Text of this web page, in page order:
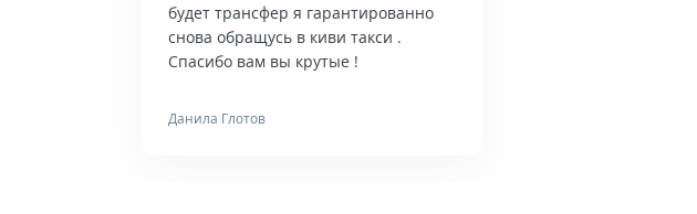
будет трансфер я гарантированно
снова обращусь в киви такси .
Спасибо вам вы крутые !
Данила Глотов